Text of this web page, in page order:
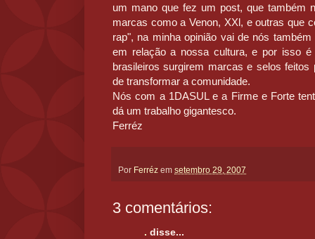
um mano que fez um post, que também
marcas como a Venon, XXl, e outras que
rap", na minha opinião vai de nós
em relação a nossa cultura, e por isso
brasileiros surgirem marcas e selos
de transformar a comunidade.
Nós com a 1DASUL e a Firme e Forte
dá um trabalho gigantesco.
Ferréz
Por Ferréz em setembro 29, 2007
3 comentários:
. disse...